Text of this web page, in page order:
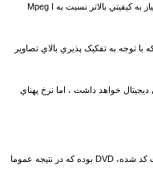
ساختار Mpeg II که شبيه ساختار Mpeg I ميباشد به دليل نياز به کيفيتي بالاتر نسبت به Mpeg I
توجه به تفکيک پذيري بالاي تصاوير
خواهد داشت ، اما نرخ پهناي
رسانه متداول براي اين ساختار به دليل نرخ بالاي اطلاعات کد شده، DVD بوده که در نتيجه عموما